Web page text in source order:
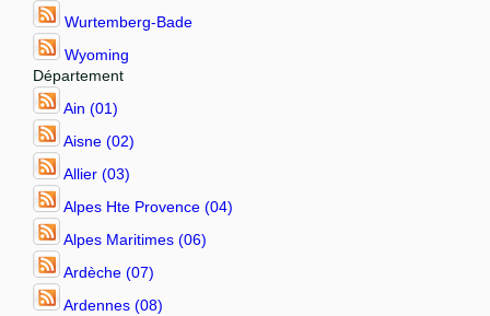
Wurtemberg-Bade
Wyoming
Département
Ain (01)
Aisne (02)
Allier (03)
Alpes Hte Provence (04)
Alpes Maritimes (06)
Ardèche (07)
Ardennes (08)